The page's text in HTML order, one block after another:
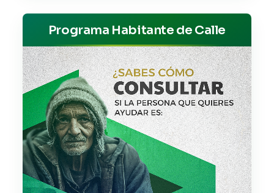
Programa Habitante de Calle